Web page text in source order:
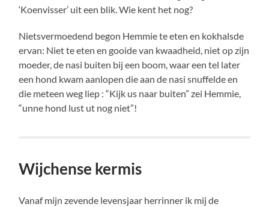
‘Koenvisser’ uit een blik. Wie kent het nog?
Nietsvermoedend begon Hemmie te eten en kokhalsde
ervan: Niet te eten en gooide van kwaadheid, niet op zijn
moeder, de nasi buiten bij een boom, waar een tel later
een hond kwam aanlopen die aan de nasi snuffelde en
die meteen weg liep : “Kijk us naar buiten” zei Hemmie,
“unne hond lust ut nog niet”!
Wijchense kermis
Vanaf mijn zevende levensjaar herrinner ik mij de